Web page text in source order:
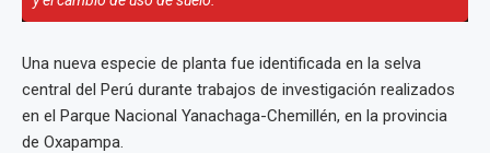
Una nueva especie de planta fue identificada en la selva
central del Perú durante trabajos de investigación realizados
en el Parque Nacional Yanachaga-Chemillén, en la provincia
de Oxapampa.